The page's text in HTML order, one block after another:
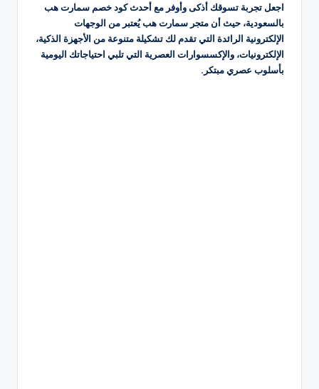
اجعل تجربة تسوقك أذكى وأوفر مع أحدث كود خصم سمارت هب
بالسعودية، حيث أن متجر سمارت هب يُعتبر من الوجهات
الإلكترونية الرائدة التي تقدم لك تشكيلة متنوعة من الأجهزة الذكية،
الإلكترونيات، والإكسسوارات العصرية التي تلبي احتياجاتك اليومية
بأسلوب عصري مبتكر.